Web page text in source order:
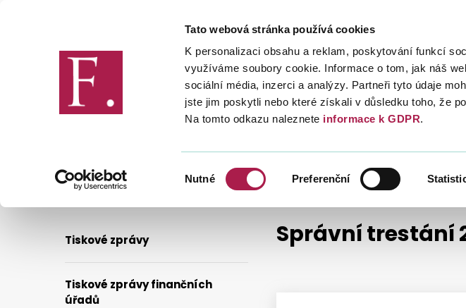
Tato webová stránka používá cookies
K personalizaci obsahu a reklam, poskytování funkcí
využíváme soubory cookie. Informace o tom, jak náš
sociální média, inzerci a analýzy. Partneři tyto údaje
jste jim poskytli nebo které získali v důsledku toho, že
Na tomto odkazu naleznete informace k GDPR.
Nutné Preferenční
Finanční správa Daně
Správní trestání
Tiskové zprávy
Tiskové zprávy finančních
úřadů